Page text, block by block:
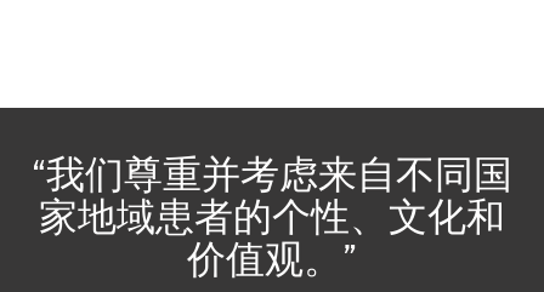
“我们尊重并考虑来自不同国
家地域患者的个性、文化和
价值观。”